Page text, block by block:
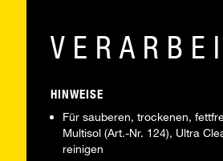
HINWEISE
Für sauberen, trockenen,
Multisol (Art.-Nr. 124), Ultra
reinigen